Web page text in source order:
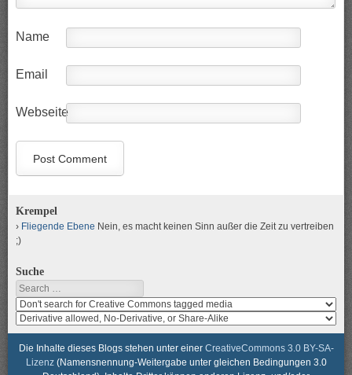
Name
Email
Webseite
Krempel
Fliegende Ebene Nein, es macht keinen Sinn außer die Zeit zu vertreiben
;)
Suche
Search
Search
media
for
usage
rights
search
media
for
modification
Die Inhalte dieses Blogs stehen unter einer CreativeCommons 3.0 BY-SA-
Lizenz(Namensnennung-Weitergabe unter gleichen Bedingungen 3.0